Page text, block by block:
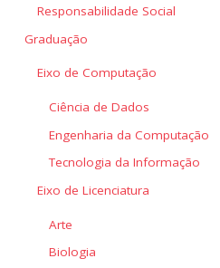
Responsabilidade Social
Graduação
Eixo de Computação
Ciência de Dados
Engenharia da Computação
Tecnologia da Informação
Eixo de Licenciatura
Arte
Biologia